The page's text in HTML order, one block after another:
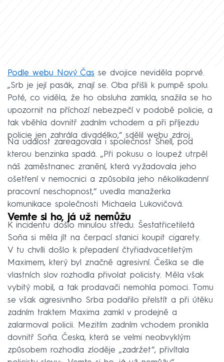
Podle webu Nový Čas se dvojice neviděla poprvé.
„Srb je její pasák, znají se. Oba přišli k pumpě spolu.
Poté, co viděla, že ho obsluha zamkla, snažila se ho
upozornit na příchozí nebezpečí v podobě policie, a
tak vběhla dovnitř zadním vchodem a při příjezdu
policie jen zahrála divadélko,“ sdělil webu zdroj.
Na událost zareagovala i společnost Shell, pod
kterou benzinka spadá. „Při pokusu o loupež utrpěl
náš zaměstnanec zranění, která vyžadovala jeho
ošetření v nemocnici a způsobila jeho několikadenní
pracovní neschopnost,“ uvedla manažerka
komunikace společnosti Michaela Lukovičová.
Vemte si ho, já už nemůžu
K incidentu došlo minulou středu. Šestatřicetiletá
Soňa si měla jít na čerpací stanici koupit cigarety.
V tu chvíli došlo k přepadení čtyřiadvacetiletým
Maximem, který byl značně agresivní. Češka se dle
vlastních slov rozhodla přivolat policisty. Měla však
vybitý mobil, a tak prodavači nemohla pomoci. Tomu
se však agresivního Srba podařilo přelstít a při útěku
zadním traktem Maxima zamkl v prodejně a
zalarmoval policii. Mezitím zadním vchodem pronikla
dovnitř Soňa. Česka, která se velmi neobvyklým
způsobem rozhodla zloděje „zadržet“, přivítala